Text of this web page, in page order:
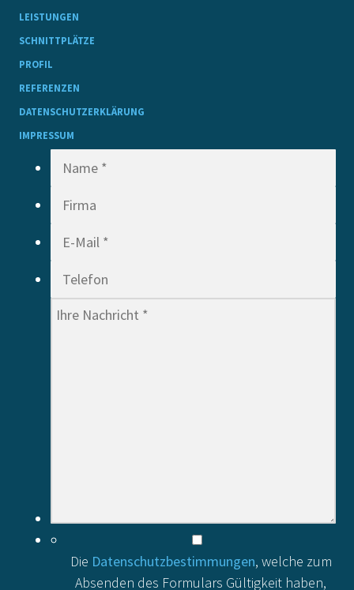
LEISTUNGEN
SCHNITTPLÄTZE
PROFIL
REFERENZEN
DATENSCHUTZERKLÄRUNG
IMPRESSUM
Die Datenschutzbestimmungen, welche zum
Absenden des Formulars Gültigkeit haben,